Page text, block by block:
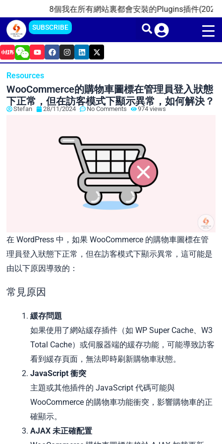
content
8個我在所有網站裏都會安裝的Plugins插件(2025)
SUBSCRIBE
Y
o
u
u
e
F
a
c
o
k
I
n
s
r
a
m
L
i
n
d
i
n
X
-
t
t
t
e
r
Resources
WooCommerce的購物車圖標在管理員登入狀態
下正常，但在訪客模式下顯示異常，如何解決？
Stefan 28/11/2024 No Comments 974 views
在 WordPress 中，如果 WooCommerce 的購物車圖標在管
理員登入狀態下正常，但在訪客模式下顯示異常，這可能是
由以下原因導致的：
常見原因
緩存問題
如果使用了網站緩存插件（如 WP Super Cache、W3
Total Cache）或伺服器端的緩存功能，可能導致訪客
看到緩存頁面，無法即時刷新購物車狀態。
JavaScript 衝突
主題或其他插件的 JavaScript 代碼可能與
WooCommerce 的購物車功能衝突，影響購物車的正
確顯示。
AJAX 未正確配置